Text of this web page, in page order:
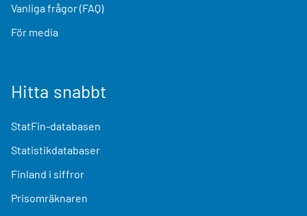
Vanliga frågor (FAQ)
För media
Hitta snabbt
StatFin-databasen
Statistikdatabaser
Finland i siffror
Prisomräknaren